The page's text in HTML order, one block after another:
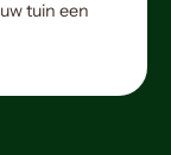
tuin een